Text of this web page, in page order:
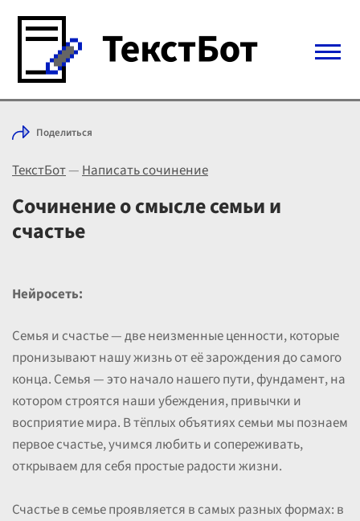
Войти с Telegram
Выбрать режим
Цены
Поделиться
ТекстБот—Написать сочинение
Сочинение о смысле семьи и
счастье
Нейросеть:
Семья и счастье — две неизменные ценности, которые
пронизывают нашу жизнь от её зарождения до самого
конца. Семья — это начало нашего пути, фундамент, на
котором строятся наши убеждения, привычки и
восприятие мира. В тёплых объятиях семьи мы познаем
первое счастье, учимся любить и сопереживать,
открываем для себя простые радости жизни.
Счастье в семье проявляется в самых разных формах: в